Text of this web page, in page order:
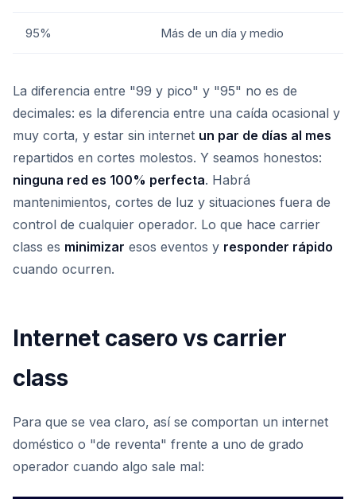
95% Más de un día y medio
La diferencia entre "99 y pico" y "95" no es de
decimales: es la diferencia entre una caída ocasional y
muy corta, y estar sin internet un par de días al mes
repartidos en cortes molestos. Y seamos honestos:
ninguna red es 100% perfecta. Habrá
mantenimientos, cortes de luz y situaciones fuera de
control de cualquier operador. Lo que hace carrier
class es minimizar esos eventos y responder rápido
cuando ocurren.
Internet casero vs carrier
class
Para que se vea claro, así se comportan un internet
doméstico o "de reventa" frente a uno de grado
operador cuando algo sale mal: